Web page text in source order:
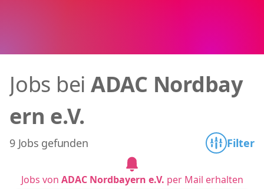
Jobs bei ADAC Nordbay
ern e.V.
9 Jobs gefunden Filter
Jobs von ADAC Nordbayern e.V. per Mail erhalten